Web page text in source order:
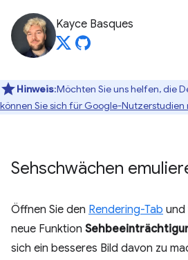
Kayce Basques
Hinweis:Möchten Sie uns helfen, die
können Sie sich für Google-Nutzerstudien
Sehschwächen
Öffnen Sie den Rendering-Tab und
neue Funktion
sich ein besseres Bild davon zu